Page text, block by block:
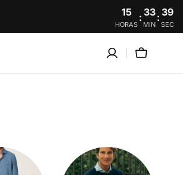
15
HORAS
: 33
MIN
: 39
SEC
Carro